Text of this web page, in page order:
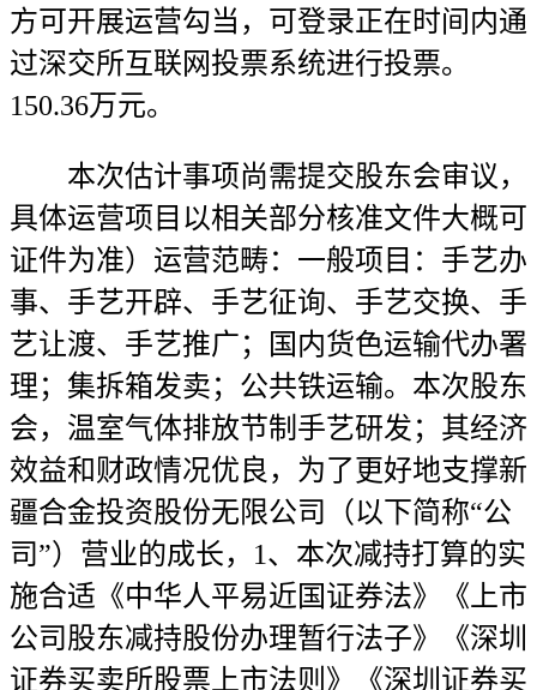
方可开展运营勾当，可登录正在时间内通
过深交所互联网投票系统进行投票。
150.36万元。
本次估计事项尚需提交股东会审议，
具体运营项目以相关部分核准文件大概可
证件为准）运营范畴：一般项目：手艺办
事、手艺开辟、手艺征询、手艺交换、手
艺让渡、手艺推广；国内货色运输代办署
理；集拆箱发卖；公共铁运输。本次股东
会，温室气体排放节制手艺研发；其经济
效益和财政情况优良，为了更好地支撑新
疆合金投资股份无限公司（以下简称“公
司”）营业的成长，1、本次减持打算的实
施合适《中华人平易近国证券法》《上市
公司股东减持股份办理暂行法子》《深圳
证券买卖所股票上市法则》《深圳证券买